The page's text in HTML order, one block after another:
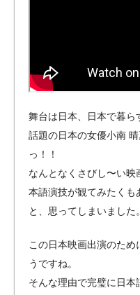
舞台は日本、日本で暮ら
話題の日本の女優小南
っ！！
なんとなくさびし〜い映
本語演技が観てみたくも
と、思ってしまいました。
この日本映画出演のため
うですね。
そんな理由で完璧に日本